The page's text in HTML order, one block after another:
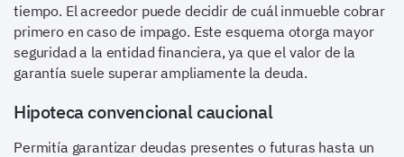
tiempo. El acreedor puede decidir de cuál inmueble cobrar
primero en caso de impago. Este esquema otorga mayor
seguridad a la entidad financiera, ya que el valor de la
garantía suele superar ampliamente la deuda.
Hipoteca convencional caucional
Permitía garantizar deudas presentes o futuras hasta un